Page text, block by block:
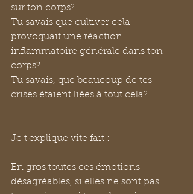
sur ton corps?
Tu savais que cultiver cela
provoquait une réaction
inflammatoire générale dans ton
corps?
Tu savais, que beaucoup de tes
crises étaient liées à tout cela?
Je t'explique vite fait :
En gros toutes ces émotions
désagréables, si elles ne sont pas